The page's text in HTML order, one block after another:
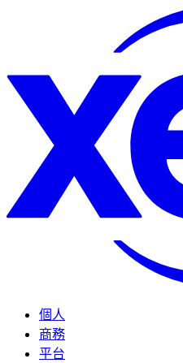
個人
商務
平台